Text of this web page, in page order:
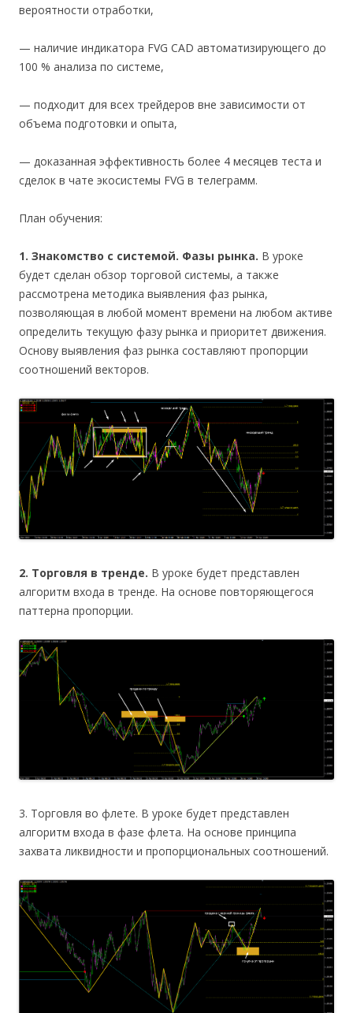
вероятности отработки,
— наличие индикатора FVG CAD автоматизирующего до
100 % анализа по системе,
— подходит для всех трейдеров вне зависимости от
объема подготовки и опыта,
— доказанная эффективность более 4 месяцев теста и
сделок в чате экосистемы FVG в телеграмм.
План обучения:
1. Знакомство с системой. Фазы рынка. В уроке
будет сделан обзор торговой системы, а также
рассмотрена методика выявления фаз рынка,
позволяющая в любой момент времени на любом активе
определить текущую фазу рынка и приоритет движения.
Основу выявления фаз рынка составляют пропорции
соотношений векторов.
2. Торговля в тренде. В уроке будет представлен
алгоритм входа в тренде. На основе повторяющегося
паттерна пропорции.
3. Торговля во флете. В уроке будет представлен
алгоритм входа в фазе флета. На основе принципа
захвата ликвидности и пропорциональных соотношений.